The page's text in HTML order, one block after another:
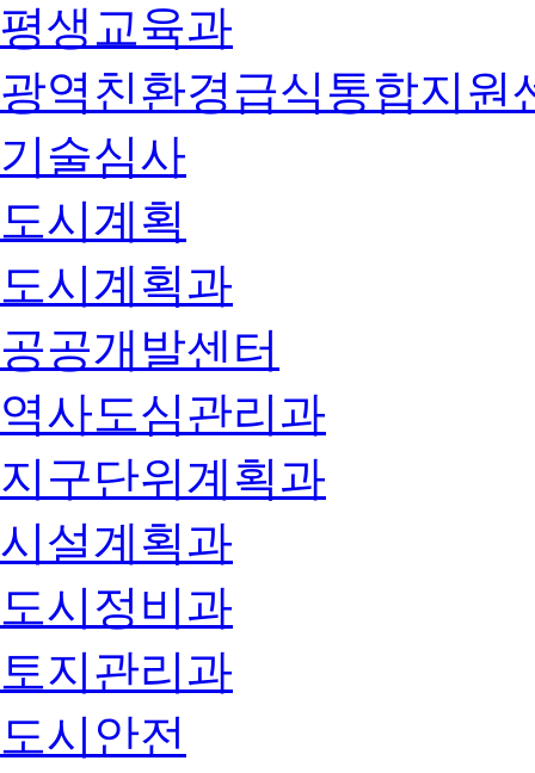
평생교육과
광역친환경급식통합지원
기술심사
도시계획
도시계획과
공공개발센터
역사도심관리과
지구단위계획과
시설계획과
도시정비과
토지관리과
도시안전